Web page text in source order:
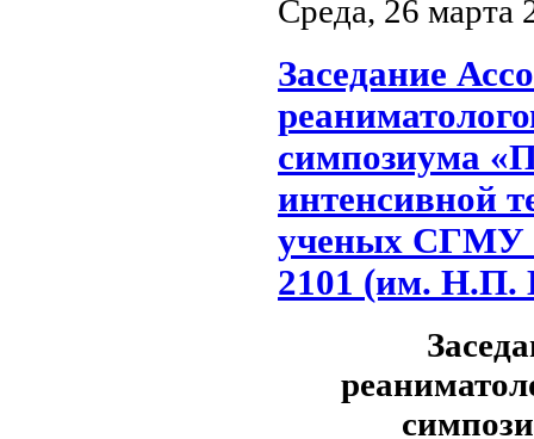
Среда, 26 марта
Заседание
симпозиума
интенсивной
ученых СГМУ
2101 (им.